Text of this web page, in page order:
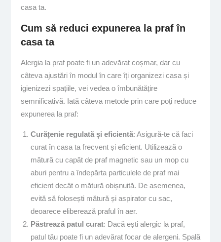
casa ta.
Cum să reduci expunerea la praf în
casa ta
Alergia la praf poate fi un adevărat coșmar, dar cu
câteva ajustări în modul în care îți organizezi casa și
igienizezi spațiile, vei vedea o îmbunătățire
semnificativă. Iată câteva metode prin care poți reduce
expunerea la praf:
Curățenie regulată și eficientă: Asigură-te că faci
curat în casa ta frecvent și eficient. Utilizează o
mătură cu capăt de praf magnetic sau un mop cu
aburi pentru a îndepărta particulele de praf mai
eficient decât o mătură obișnuită. De asemenea,
evită să folosești mătură și aspirator cu sac,
deoarece eliberează praful în aer.
Păstrează patul curat: Dacă ești alergic la praf,
patul tău poate fi un adevărat focar de alergeni. Spală